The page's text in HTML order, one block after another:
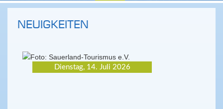
NEUIGKEITEN
Dienstag, 14. Juli 2026